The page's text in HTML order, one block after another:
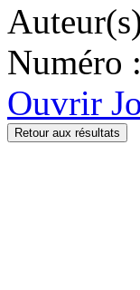
Numéro
Ouvrir
Retour aux résultats